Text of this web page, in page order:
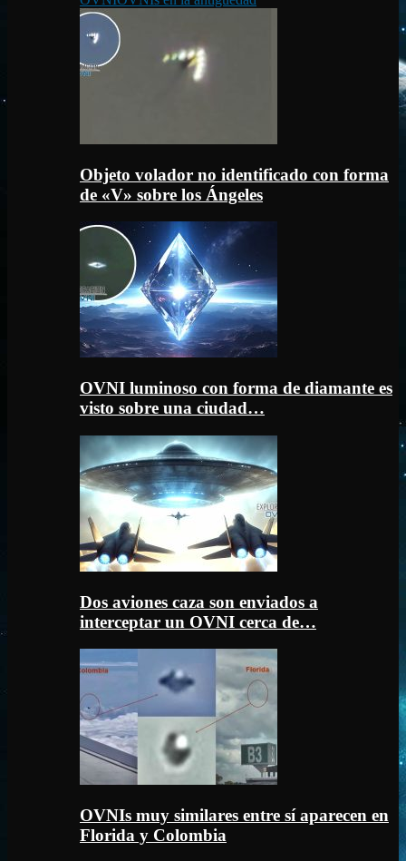
Objeto volador no identificado con forma
de «V» sobre los Ángeles
OVNI luminoso con forma de diamante es
visto sobre una ciudad…
Dos aviones caza son enviados a
interceptar un OVNI cerca de…
OVNIs muy similares entre sí aparecen en
Florida y Colombia